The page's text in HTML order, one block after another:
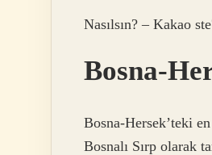
Nasılsın? – Kakao
Bosna-
Bosna-Hersek’teki
Bosnalı Sırp olarak